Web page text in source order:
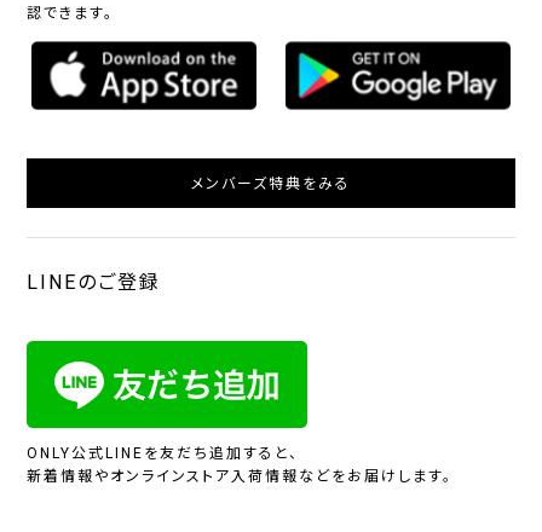
認できます。
メンバーズ特典をみる
LINEのご登録
ONLY公式LINEを友だち追加すると、
新着情報やオンラインストア入荷情報などをお届けします。